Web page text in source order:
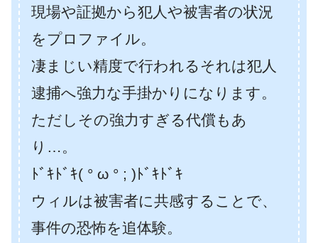
現場や証拠から犯人や被害者の状況
をプロファイル。
凄まじい精度で行われるそれは犯人
逮捕へ強力な手掛かりになります。
ただしその強力すぎる代償もあ
り…。
ﾄﾞｷﾄﾞｷ( ° ω ° ; )ﾄﾞｷﾄﾞｷ
ウィルは被害者に共感することで、
事件の恐怖を追体験。